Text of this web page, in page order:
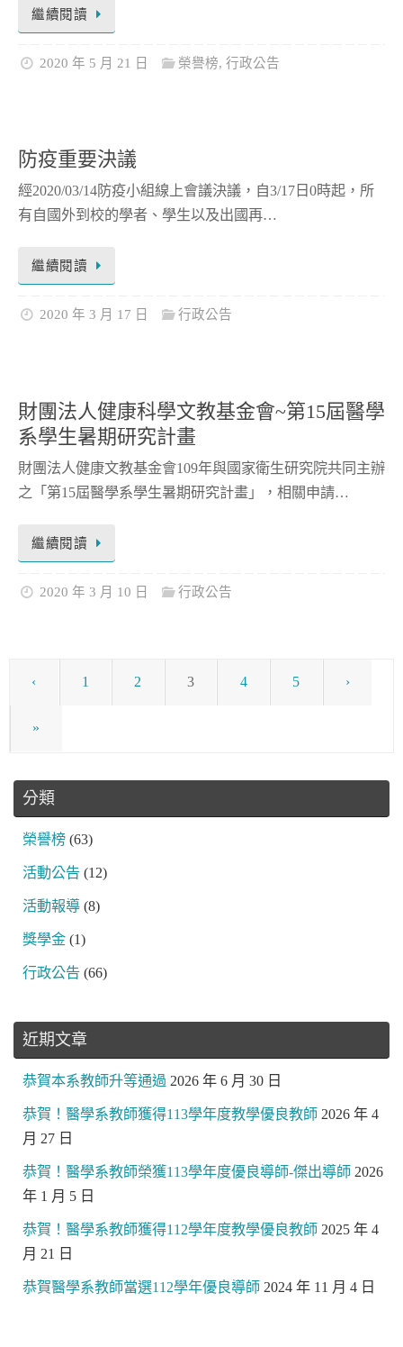
繼續閱讀
2020 年 5 月 21 日 榮譽榜, 行政公告
防疫重要決議
經2020/03/14防疫小組線上會議決議，自3/17日0時起，所
有自國外到校的學者、學生以及出國再…
繼續閱讀
2020 年 3 月 17 日 行政公告
財團法人健康科學文教基金會~第15屆醫學
系學生暑期研究計畫
財團法人健康文教基金會109年與國家衛生研究院共同主辦
之「第15屆醫學系學生暑期研究計畫」，相關申請…
繼續閱讀
2020 年 3 月 10 日 行政公告
‹ 1 2 3 4 5 ›
»
分類
榮譽榜 (63)
活動公告 (12)
活動報導 (8)
獎學金 (1)
行政公告 (66)
近期文章
恭賀本系教師升等通過 2026 年 6 月 30 日
恭賀！醫學系教師獲得113學年度教學優良教師 2026 年 4
月 27 日
恭賀！醫學系教師榮獲113學年度優良導師-傑出導師 2026
年 1 月 5 日
恭賀！醫學系教師獲得112學年度教學優良教師 2025 年 4
月 21 日
恭賀醫學系教師當選112學年優良導師 2024 年 11 月 4 日